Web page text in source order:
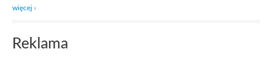
więcej ›
Reklama